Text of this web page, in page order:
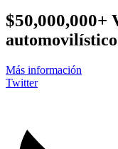
$50,000,000+
automovilístico
Más información
Twitter